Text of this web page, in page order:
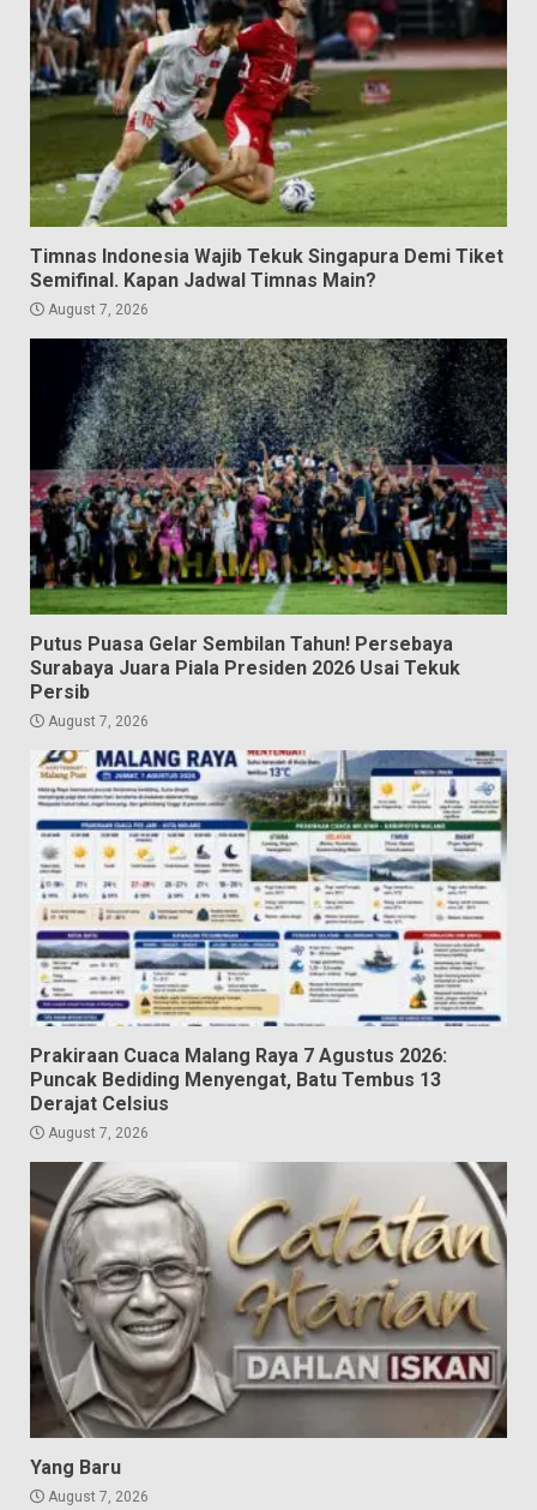
Timnas Indonesia Wajib Tekuk Singapura Demi Tiket
Semifinal. Kapan Jadwal Timnas Main?
August 7, 2026
Putus Puasa Gelar Sembilan Tahun! Persebaya
Surabaya Juara Piala Presiden 2026 Usai Tekuk
Persib
August 7, 2026
Prakiraan Cuaca Malang Raya 7 Agustus 2026:
Puncak Bediding Menyengat, Batu Tembus 13
Derajat Celsius
August 7, 2026
Yang Baru
August 7, 2026